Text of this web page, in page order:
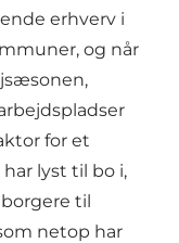
erhverv i
og når
for et
lyst til bo i,
til
netop har